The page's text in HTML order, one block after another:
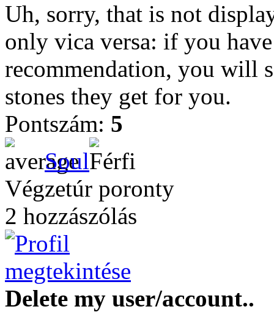
Uh, sorry, that is not
only vica versa: if you
recommendation, you will
stones they get for you.
Pontszám: 5
Soul
Végzetúr poronty
2 hozzászólás
Delete my user/account..